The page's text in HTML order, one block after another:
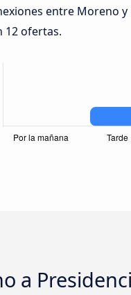
entre Moreno y
12 ofertas.
a